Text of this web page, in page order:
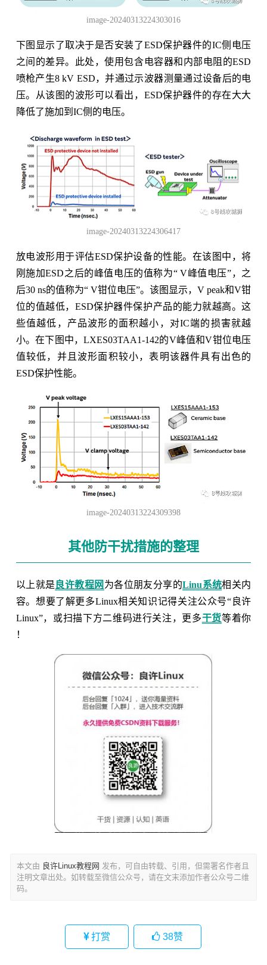
image-20240313224303016
下图显示了取决于是否安装了ESD保护器件的IC侧电压
之间的差异。此处，使用包含电容器和内部电阻的ESD
喷枪产生8 kV ESD，并通过示波器测量通过设备后的电
压。从该图的波形可以看出，ESD保护器件的存在大大
降低了施加到IC侧的电压。
image-20240313224306417
放电波形用于评估ESD保护设备的性能。在该图中，将
刚施加ESD之后的峰值电压的值称为“ V峰值电压”，之
后30 ns的值称为“ V钳位电压”。该图显示，V peak和V钳
位的值越低，ESD保护器件保护产品的能力就越高。这
些值越低，产品波形的面积越小，对IC端的损害就越
小。在下图中，LXES03TAA1-142的V峰值和V钳位电压
值较低，并且波形面积较小，表明该器件具有出色的
ESD保护性能。
image-20240313224309398
其他防干扰措施的整理
以上就是 良许教程网 为各位朋友分享的Linu系统相关内
容。想要了解更多Linux相关知识记得关注公众号“良许
Linux”，或扫描下方二维码进行关注，更多干货等着你
！
本文由 良许Linux教程网 发布，可自由转载、引用，但需署名作者且
注明文章出处。如转载至微信公众号，请在文末添加作者公众号二维
码。
打赏 38赞